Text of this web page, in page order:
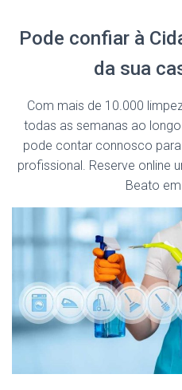
Pode confiar à
da sua
Com mais de 10.000
todas as semanas ao
pode contar connosco
profissional. Reserve online
Beato